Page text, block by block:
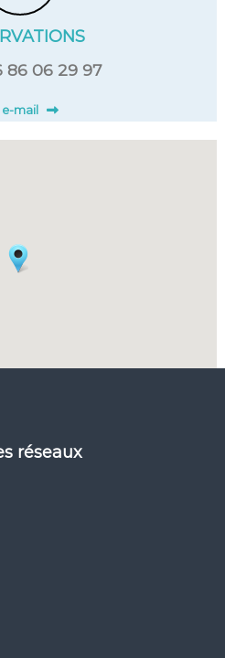
86 06 29 97
e-mail
réseaux